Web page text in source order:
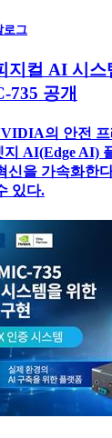
로그
지컬 AI 시스
735 공개
의 안전
지 AI(Edge AI)
신을 가속화한
있다.